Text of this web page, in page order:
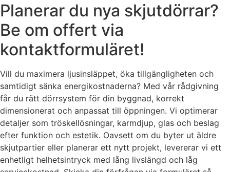
Planerar du nya skjutdörrar?
Be om offert via
kontaktformuläret!
Vill du maximera ljusinsläppet, öka tillgängligheten och
samtidigt sänka energikostnaderna? Med vår rådgivning
får du rätt dörrsystem för din byggnad, korrekt
dimensionerat och anpassat till öppningen. Vi optimerar
detaljer som tröskellösningar, karmdjup, glas och beslag
efter funktion och estetik. Oavsett om du byter ut äldre
skjutpartier eller planerar ett nytt projekt, levererar vi ett
enhetligt helhetsintryck med lång livslängd och låg